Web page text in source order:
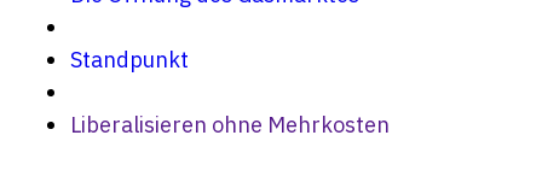
Standpunkt
Liberalisieren ohne Mehrkosten